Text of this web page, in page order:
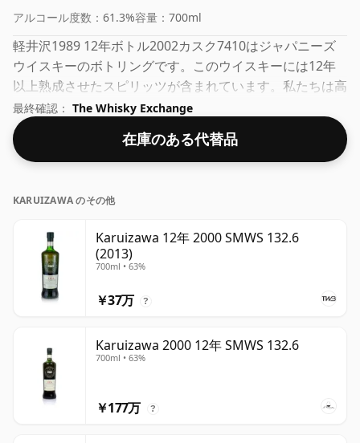
アルコール度数： 61.3%容量： 700ml
軽井沢1989 12年ボトル2002カスク7410はジャパニーズ
ウイスキーのボトリングです。このウイスキーには12年
以上熟成させたスピリッツが含まれています。私たちは高
濃度で瓶詰めされたウイスキーの大ファンであり、この瓶
詰めは実に 61.3% です。
最終確認： The Whisky Exchange
在庫のある代替品
KARUIZAWA のその他
Karuizawa 12年 2000 SMWS 132.6
(2013)
700ml • 63%
￥37万 ?
Karuizawa 2000 12年 SMWS 132.6
700ml • 63%
￥177万 ?